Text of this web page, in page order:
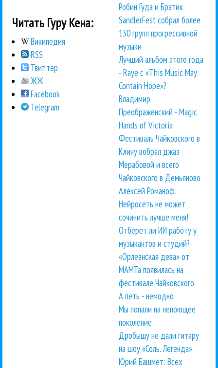
Читать Гуру Кена:
Википедия
RSS
Твиттер
ЖЖ
Facebook
Telegram
Робин Гуда и Братик
SandlerFest собрал более
130 групп прогрессивной
музыки
Лучший альбом этого года
- Raye с «This Music May
Contain Hope»?
Владимир
Преображенский - Magic
Hands of Victoria
Фестиваль Чайковского в
Клину вобрал джаз
Мерабовой и всего
Чайковского в Демьяново
Алексей Романоф:
Нейросеть не может
сочинить лучше меня!
Отберет ли ИИ работу у
музыкантов и студий?
«Орлеанская дева» от
МАМТа появилась на
фестивале Чайковского
А петь - немодно
Мы попали на непоющее
поколение
Дробышу не дали гитару
на шоу «Соль. Легенда»
Юрий Башмет: Всех